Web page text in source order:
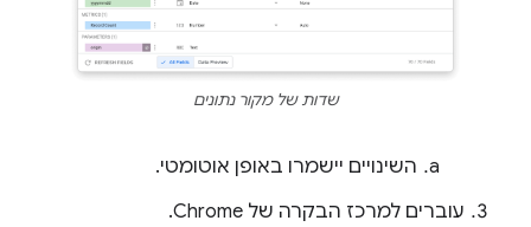
שדות של מקור נתונים
השינויים יישמרו באופן אוטומטי.
עוברים למרכז הבקרה של Chrome.